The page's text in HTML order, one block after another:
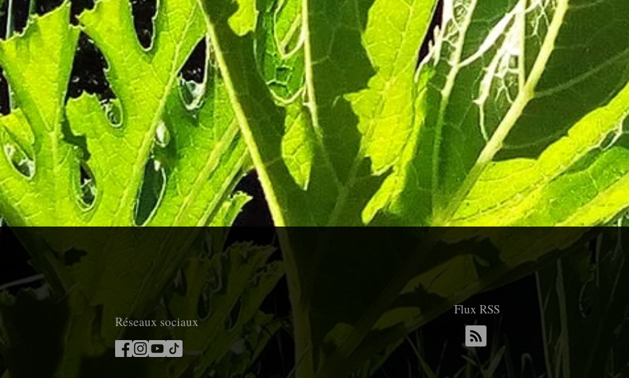
Réseaux sociaux
Flux RSS